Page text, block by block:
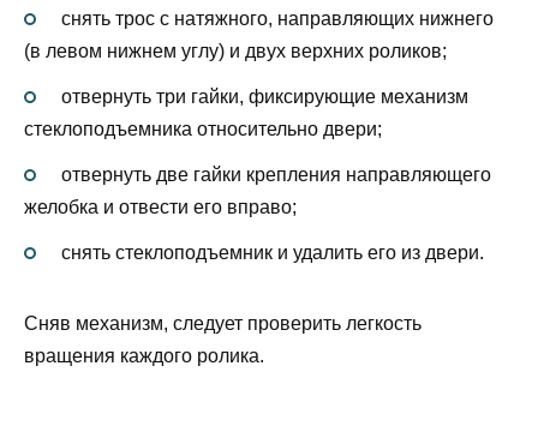
снять трос с натяжного, направляющих нижнего
(в левом нижнем углу) и двух верхних роликов;
отвернуть три гайки, фиксирующие механизм
стеклоподъемника относительно двери;
отвернуть две гайки крепления направляющего
желобка и отвести его вправо;
снять стеклоподъемник и удалить его из двери.
Сняв механизм, следует проверить легкость
вращения каждого ролика.